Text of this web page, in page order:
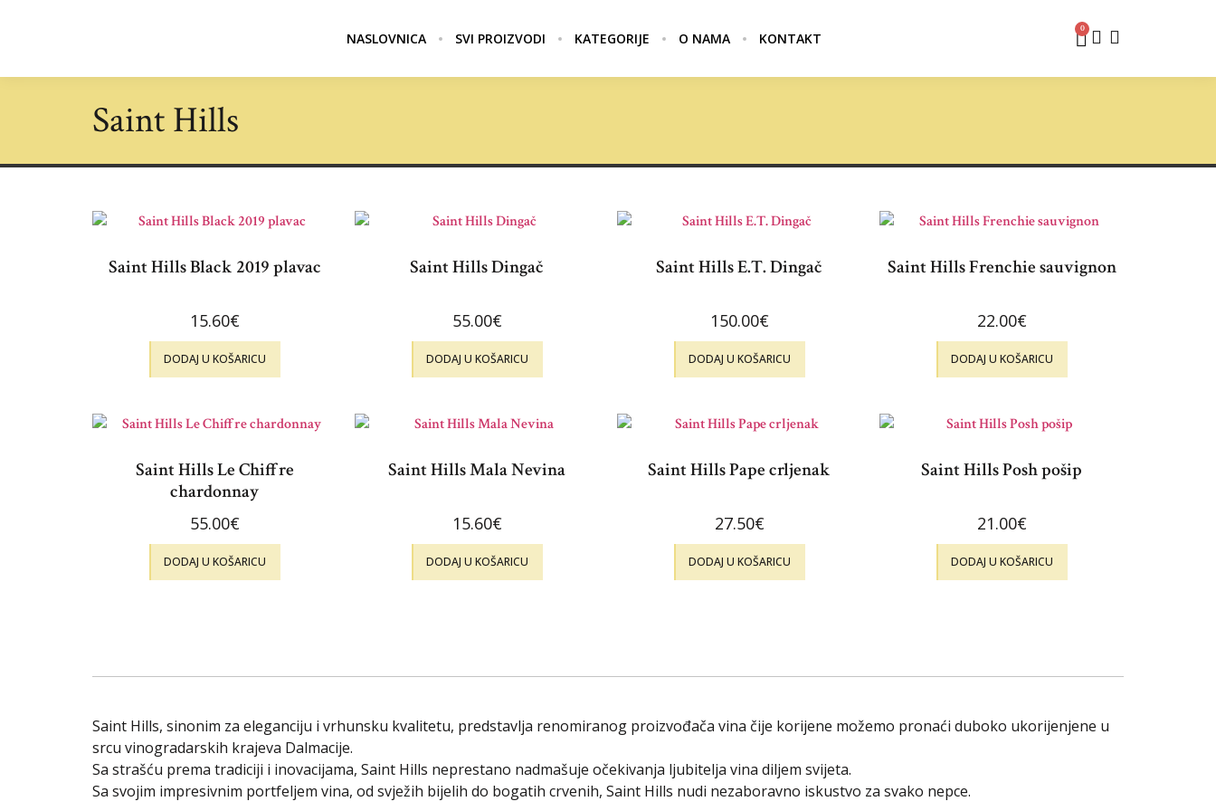
NASLOVNICA SVI PROIZVODI KATEGORIJE O NAMA KONTAKT
0
Saint Hills
Saint Hills Black 2019 plavac
15.60€
DODAJ U KOŠARICU
Saint Hills Dingač
55.00€
DODAJ U KOŠARICU
Saint Hills E.T. Dingač
150.00€
DODAJ U KOŠARICU
Saint Hills Frenchie sauvignon
22.00€
DODAJ U KOŠARICU
Saint Hills Le Chiffre
chardonnay
55.00€
DODAJ U KOŠARICU
Saint Hills Mala Nevina
15.60€
DODAJ U KOŠARICU
Saint Hills Pape crljenak
27.50€
DODAJ U KOŠARICU
Saint Hills Posh pošip
21.00€
DODAJ U KOŠARICU
Saint Hills, sinonim za eleganciju i vrhunsku kvalitetu, predstavlja renomiranog proizvođača vina čije korijene možemo pronaći duboko ukorijenjene u
srcu vinogradarskih krajeva Dalmacije.
Sa strašću prema tradiciji i inovacijama, Saint Hills neprestano nadmašuje očekivanja ljubitelja vina diljem svijeta.
Sa svojim impresivnim portfeljem vina, od svježih bijelih do bogatih crvenih, Saint Hills nudi nezaboravno iskustvo za svako nepce.